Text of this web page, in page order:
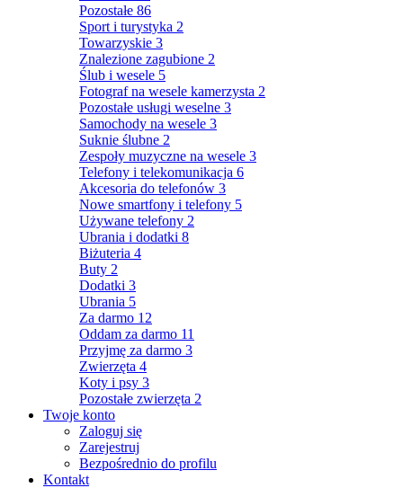
Pozostałe 86
Sport i turystyka 2
Towarzyskie 3
Znalezione zagubione 2
Ślub i wesele 5
Fotograf na wesele kamerzysta 2
Pozostałe usługi weselne 3
Samochody na wesele 3
Suknie ślubne 2
Zespoły muzyczne na wesele 3
Telefony i telekomunikacja 6
Akcesoria do telefonów 3
Nowe smartfony i telefony 5
Używane telefony 2
Ubrania i dodatki 8
Biżuteria 4
Buty 2
Dodatki 3
Ubrania 5
Za darmo 12
Oddam za darmo 11
Przyjmę za darmo 3
Zwierzęta 4
Koty i psy 3
Pozostałe zwierzęta 2
Twoje konto
Zaloguj się
Zarejestruj
Bezpośrednio do profilu
Kontakt